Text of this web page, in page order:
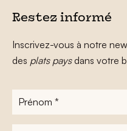
Restez informé
Inscrivez-vous à notre
des plats paysdans votre
Prénom